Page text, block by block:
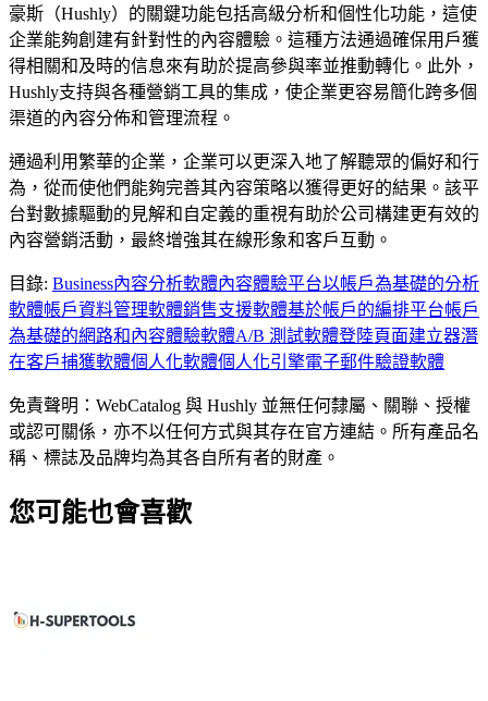
豪斯（Hushly）的關鍵功能包括高級分析和個性化功能，這使
企業能夠創建有針對性的內容體驗。這種方法通過確保用戶獲
得相關和及時的信息來有助於提高參與率並推動轉化。此外，
Hushly支持與各種營銷工具的集成，使企業更容易簡化跨多個
渠道的內容分佈和管理流程。
通過利用繁華的企業，企業可以更深入地了解聽眾的偏好和行
為，從而使他們能夠完善其內容策略以獲得更好的結果。該平
台對數據驅動的見解和自定義的重視有助於公司構建更有效的
內容營銷活動，最終增強其在線形象和客戶互動。
目錄: Business內容分析軟體內容體驗平台以帳戶為基礎的分析
軟體帳戶資料管理軟體銷售支援軟體基於帳戶的編排平台帳戶
為基礎的網路和內容體驗軟體A/B 測試軟體登陸頁面建立器潛
在客戶捕獲軟體個人化軟體個人化引擎電子郵件驗證軟體
免責聲明：WebCatalog 與 Hushly 並無任何隸屬、關聯、授權
或認可關係，亦不以任何方式與其存在官方連結。所有產品名
稱、標誌及品牌均為其各自所有者的財產。
您可能也會喜歡